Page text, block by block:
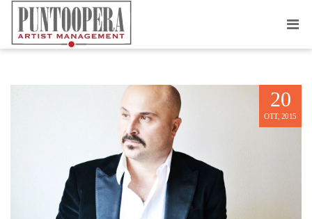
ROBERTO ARONICA
20
OTT, 2015